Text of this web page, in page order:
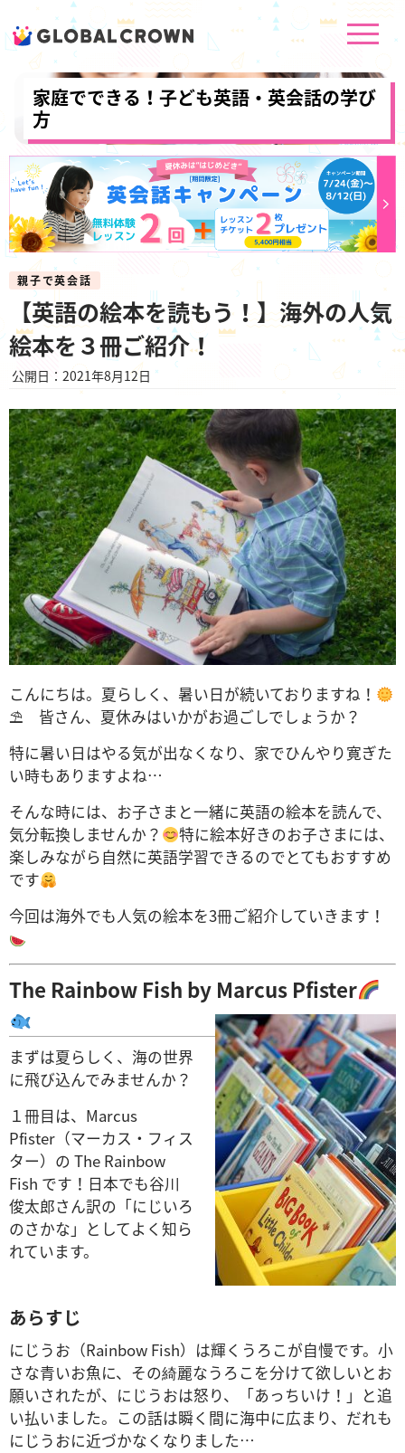
家庭でできる！子ども英語・英会話の学び
方
親子で英会話
【英語の絵本を読もう！】海外の人気
絵本を３冊ご紹介！
公開日：2021年8月12日
こんにちは。夏らしく、暑い日が続いておりますね！
⛱ 皆さん、夏休みはいかがお過ごしでしょうか？
特に暑い日はやる気が出なくなり、家でひんやり寛ぎた
い時もありますよね…
そんな時には、お子さまと一緒に英語の絵本を読んで、
気分転換しませんか？
特に絵本好きのお子さまには、
楽しみながら自然に英語学習できるのでとてもおすすめ
です
今回は海外でも人気の絵本を3冊ご紹介していきます！
The Rainbow Fish by Marcus Pfister
まずは夏らしく、海の世界
に飛び込んでみませんか？
１冊目は、Marcus
Pfister（マーカス・フィス
ター）の The Rainbow
Fish です！日本でも谷川
俊太郎さん訳の「にじいろ
のさかな」としてよく知ら
れています。
あらすじ
にじうお（Rainbow Fish）は輝くうろこが自慢です。小
さな青いお魚に、その綺麗なうろこを分けて欲しいとお
願いされたが、にじうおは怒り、「あっちいけ！」と追
い払いました。この話は瞬く間に海中に広まり、だれも
にじうおに近づかなくなりました…